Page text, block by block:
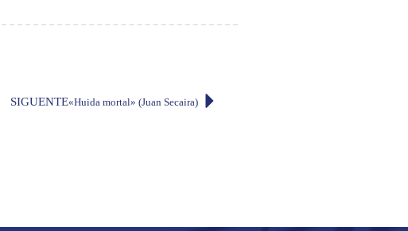
SIGUENTE«Huida mortal» (Juan Secaira)